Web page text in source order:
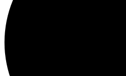
e-Devlet Üzerinden Başvuru: